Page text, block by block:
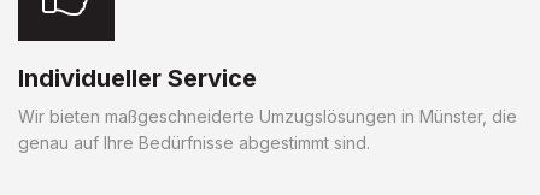
Individueller Service
Wir bieten maßgeschneiderte Umzugslösungen in Münster, die
genau auf Ihre Bedürfnisse abgestimmt sind.